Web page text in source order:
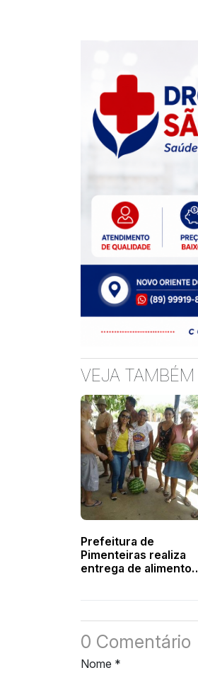
VEJA TAMBÉM
Prefeitura de
Pimenteiras realiza
entrega de alimentos
0 Comentário
Nome *